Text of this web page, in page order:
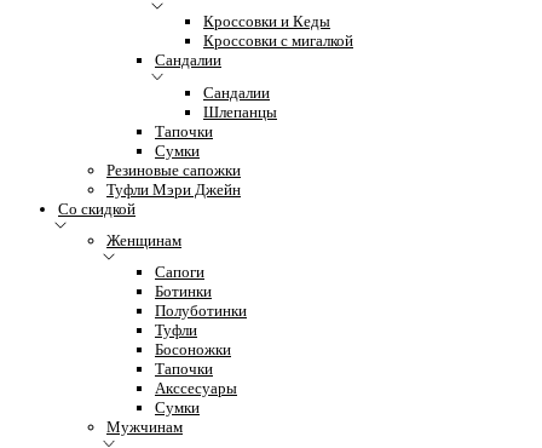
Кроссовки и Кеды
Кроссовки с мигалкой
Сандалии
Сандалии
Шлепанцы
Тапочки
Сумки
Резиновые сапожки
Туфли Мэри Джейн
Со скидкой
Женщинам
Сапоги
Ботинки
Полуботинки
Туфли
Босоножки
Тапочки
Акссесуары
Сумки
Мужчинам